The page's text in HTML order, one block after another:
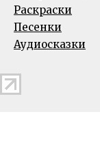
Раскраски
Песенки
Аудиосказки